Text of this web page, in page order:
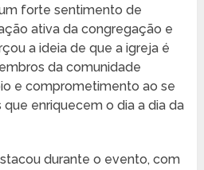
forte sentimento de
ativa da congregação e
a ideia de que a igreja é
da comunidade
e comprometimento ao se
enriquecem o dia a dia da
durante o evento, com